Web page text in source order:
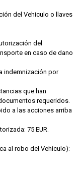
del Vehiculo o llaves
del
en caso de dano
indemnización por
que han
requeridos.
a las acciones arriba
75 EUR.
al robo del Vehiculo):